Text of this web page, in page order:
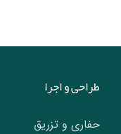
طراحی و اجرا
حفاری و تزریق